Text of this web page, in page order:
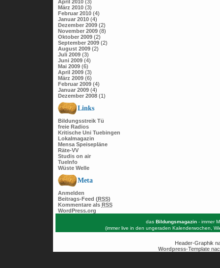
April 2010(3)
März 2010(3)
Februar 2010(4)
Januar 2010(4)
Dezember 2009(2)
November 2009(8)
Oktober 2009(2)
September 2009(2)
August 2009(2)
Juli 2009(3)
Juni 2009(4)
Mai 2009(6)
April 2009(3)
März 2009(6)
Februar 2009(4)
Januar 2009(4)
Dezember 2008(1)
Links
Bildungsstreik Tü
freie Radios
Kritische Uni Tuebingen
Lokalmagazin
Mensa Speisepläne
Räte-VV
Studis on air
TueInfo
Wüste Welle
Meta
Anmelden
Beitrags-Feed (RSS)
Kommentare als RSS
WordPress.org
das Bildungsmagazin - immer
(immer live in den ungeraden Kalenderwochen,
Header-Graphik
Wordpress-Template